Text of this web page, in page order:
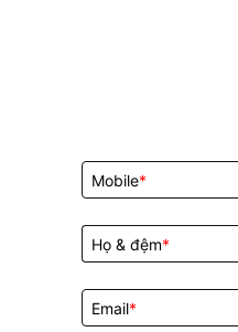
Mobile
Họ & đệm
Email